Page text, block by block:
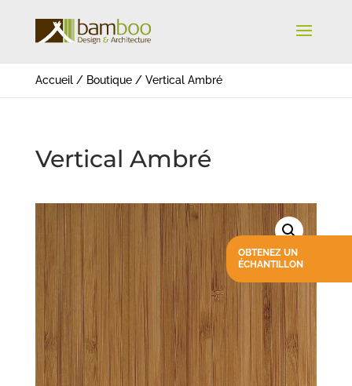
Accueil/ Boutique/ Vertical Ambré
Vertical Ambré
OBTENEZ UN
ÉCHANTILLON